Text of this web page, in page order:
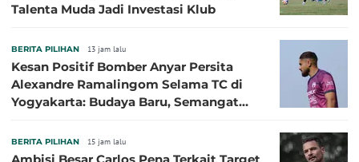
Talenta Muda Jadi Investasi Klub
BERITA PILIHAN 13 jam lalu
Kesan Positif Bomber Anyar Persita
Alexandre Ramalingom Selama TC di
Yogyakarta: Budaya Baru, Semangat
BERITA PILIHAN 15 jam lalu